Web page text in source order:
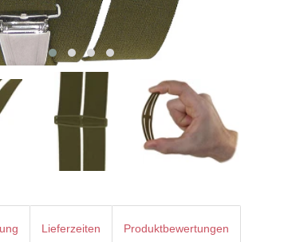
Lieferzeiten Produktbewertungen